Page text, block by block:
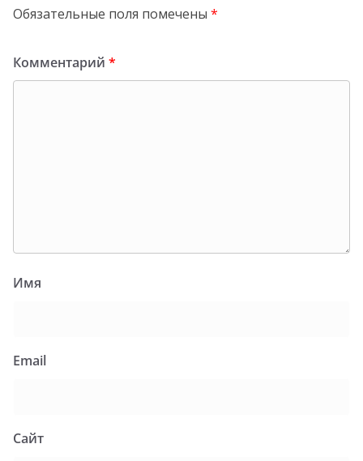
Обязательные поля помечены *
Комментарий *
Имя
Email
Сайт